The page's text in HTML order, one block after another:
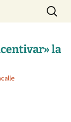
Buscar:
la